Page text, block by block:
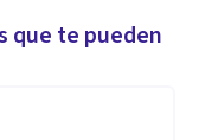
que te pueden